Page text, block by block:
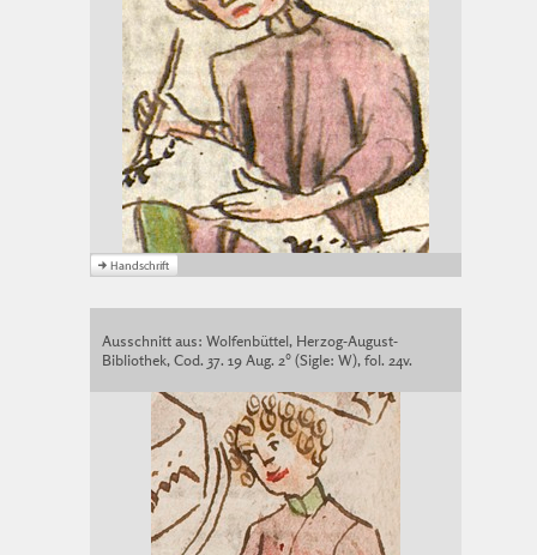
Ausschnitt aus: Wolfenbüttel, Herzog-August-
Bibliothek, Cod. 37. 19 Aug. 2° (Sigle: W), fol. 24v.